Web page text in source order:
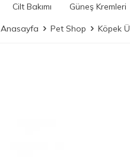
Cilt Bakımı Güneş Kremleri
Anasayfa Pet Shop Köpek